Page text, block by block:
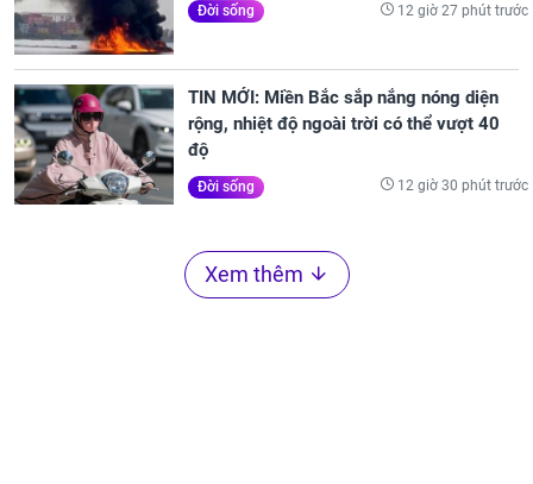
Đời sống 12 giờ 27 phút trước
TIN MỚI: Miền Bắc sắp nắng nóng diện
rộng, nhiệt độ ngoài trời có thể vượt 40
độ
Đời sống 12 giờ 30 phút trước
Xem thêm